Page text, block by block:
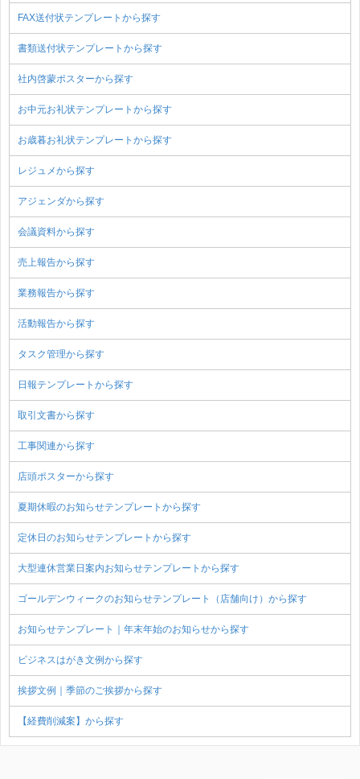
FAX送付状テンプレートから探す
書類送付状テンプレートから探す
社内啓蒙ポスターから探す
お中元お礼状テンプレートから探す
お歳暮お礼状テンプレートから探す
レジュメから探す
アジェンダから探す
会議資料から探す
売上報告から探す
業務報告から探す
活動報告から探す
タスク管理から探す
日報テンプレートから探す
取引文書から探す
工事関連から探す
店頭ポスターから探す
夏期休暇のお知らせテンプレートから探す
定休日のお知らせテンプレートから探す
大型連休営業日案内お知らせテンプレートから探す
ゴールデンウィークのお知らせテンプレート（店舗向け）から探す
お知らせテンプレート｜年末年始のお知らせから探す
ビジネスはがき文例から探す
挨拶文例｜季節のご挨拶から探す
【経費削減案】から探す